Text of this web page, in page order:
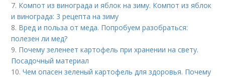
7. Компот из винограда и яблок на зиму. Компот из яблок
и винограда: 3 рецепта на зиму
8. Вред и польза от меда. Попробуем разобраться:
полезен ли мед?
9. Почему зеленеет картофель при хранении на свету.
Посадочный материал
10.Чем опасен зеленый картофель для здоровья. Почему